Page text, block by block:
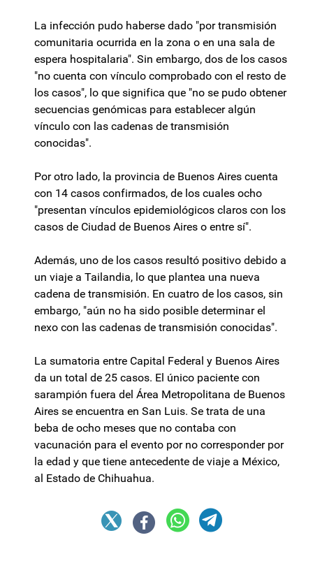
La infección pudo haberse dado "por transmisión
comunitaria ocurrida en la zona o en una sala de
espera hospitalaria". Sin embargo, dos de los casos
"no cuenta con vínculo comprobado con el resto de
los casos", lo que significa que "no se pudo obtener
secuencias genómicas para establecer algún
vínculo con las cadenas de transmisión
conocidas".
Por otro lado, la provincia de Buenos Aires cuenta
con 14 casos confirmados, de los cuales ocho
"presentan vínculos epidemiológicos claros con los
casos de Ciudad de Buenos Aires o entre sí".
Además, uno de los casos resultó positivo debido a
un viaje a Tailandia, lo que plantea una nueva
cadena de transmisión. En cuatro de los casos, sin
embargo, "aún no ha sido posible determinar el
nexo con las cadenas de transmisión conocidas".
La sumatoria entre Capital Federal y Buenos Aires
da un total de 25 casos. El único paciente con
sarampión fuera del Área Metropolitana de Buenos
Aires se encuentra en San Luis. Se trata de una
beba de ocho meses que no contaba con
vacunación para el evento por no corresponder por
la edad y que tiene antecedente de viaje a México,
al Estado de Chihuahua.